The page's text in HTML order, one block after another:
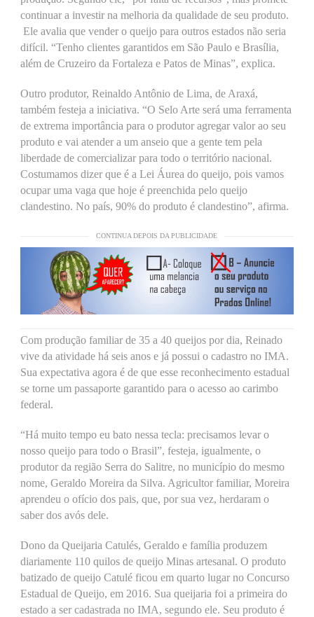
continuar a investir na melhoria da qualidade de seu produto.
Ele avalia que vender o queijo para outros estados não seria
difícil. “Tenho clientes garantidos em São Paulo e Brasília,
além de Cruzeiro da Fortaleza e Patos de Minas”, explica.
Outro produtor, Reinaldo Antônio de Lima, de Araxá,
também festeja a iniciativa. “O Selo Arte será uma ferramenta
de extrema importância para o produtor agregar valor ao seu
produto e vai atender a um anseio que a gente tem pela
liberdade de comercializar para todo o território nacional.
Costumamos dizer que é a Lei Áurea do queijo, pois vamos
ocupar uma vaga que hoje é preenchida pelo queijo
clandestino. No país, 90% do produto é clandestino”, afirma.
CONTINUA DEPOIS DA PUBLICIDADE
Com produção familiar de 35 a 40 queijos por dia, Reinado
vive da atividade há seis anos e já possui o cadastro no IMA.
Sua expectativa agora é de que esse reconhecimento estadual
se torne um passaporte garantido para o acesso ao carimbo
federal.
“Há muito tempo eu bato nessa tecla: precisamos levar o
nosso queijo para todo o Brasil”, festeja, igualmente, o
produtor da região Serra do Salitre, no município do mesmo
nome, Geraldo Moreira da Silva. Agricultor familiar, Moreira
aprendeu o ofício dos pais, que, por sua vez, herdaram o
saber dos avós dele.
Dono da Queijaria Catulés, Geraldo e família produzem
diariamente 110 quilos de queijo Minas artesanal. O produto
batizado de queijo Catulé ficou em quarto lugar no Concurso
Estadual de Queijo, em 2016. Sua queijaria foi a primeira do
estado a ser cadastrada no IMA, segundo ele. Seu produto é